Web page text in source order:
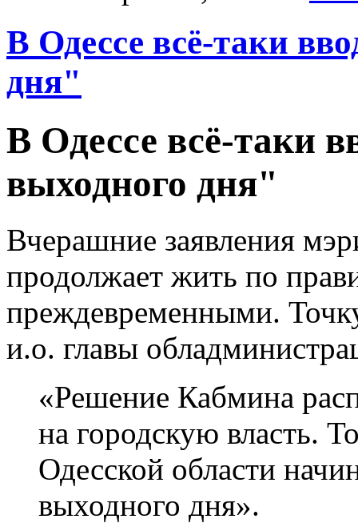
В Одессе всё-таки
дня"
В Одессе всё-таки
выходного дня"
Вчерашние заявления
продолжает жить по
преждевременными.
и.о. главы
«Решение Кабмина
на городскую власть.
Одесской области
выходного дня».